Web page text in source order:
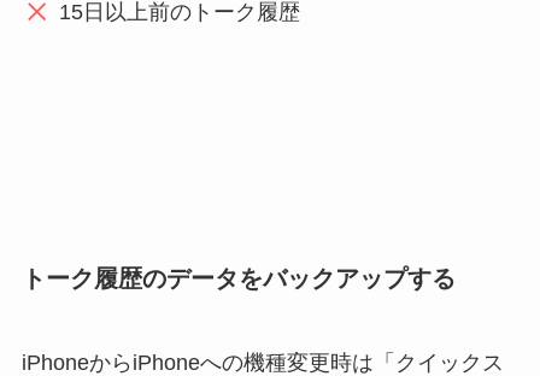
15日以上前のトーク履歴
トーク履歴のデータをバックアップする
iPhoneからiPhoneへの機種変更時は「クイックス